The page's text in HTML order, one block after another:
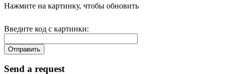
Нажмите на картинку, чтобы обновить
Введите код с картинки:
Send a request